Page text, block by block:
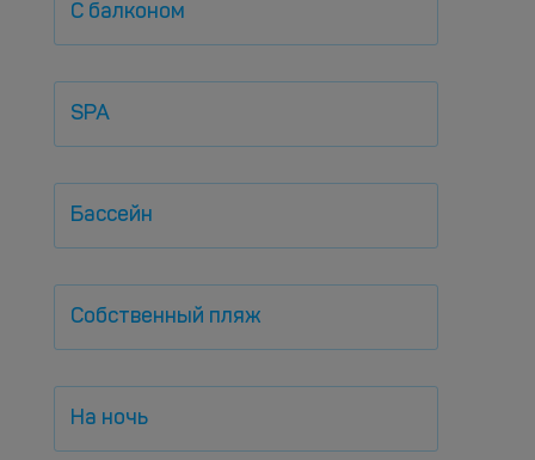
С балконом
SPA
Бассейн
Собственный пляж
На ночь